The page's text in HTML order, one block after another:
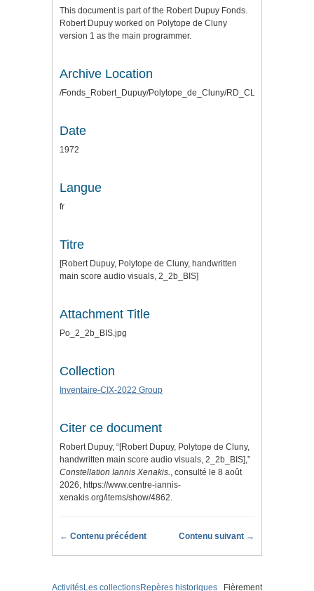
This document is part of the Robert Dupuy Fonds.
Robert Dupuy worked on Polytope de Cluny
version 1 as the main programmer.
Archive Location
/Fonds_Robert_Dupuy/Polytope_de_Cluny/
Date
1972
Langue
fr
Titre
[Robert Dupuy, Polytope de Cluny, handwritten
main score audio visuals, 2_2b_BIS]
Attachment Title
Po_2_2b_BIS.jpg
Collection
Inventaire-CIX-2022 Group
Citer ce document
Robert Dupuy, “[Robert Dupuy, Polytope de Cluny,
handwritten main score audio visuals, 2_2b_BIS],”
Constellation Iannis Xenakis., consulté le 8 août
2026, https://www.centre-iannis-
xenakis.org/items/show/4862.
← Contenu précédent Contenu suivant →
ActivitésLes collectionsRepères historiques Fièrement